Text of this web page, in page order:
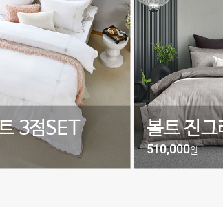
이 3점SET 그란데
535,000원